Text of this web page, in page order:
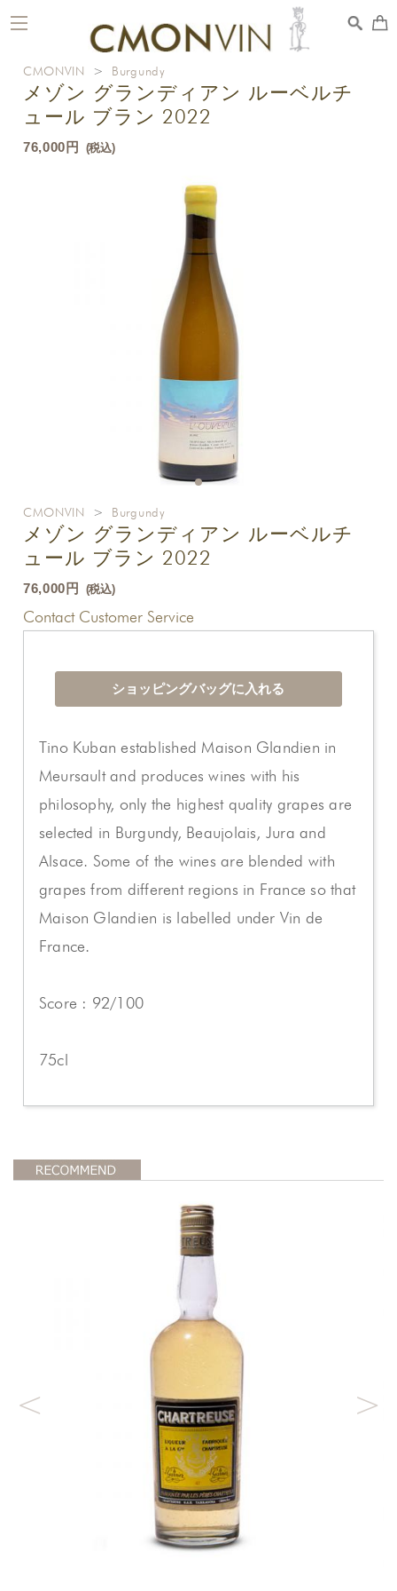
toggle
navigation
CMONVIN > Burgundy
メゾン グランディアン ルーベルチ
ュール ブラン 2022
76,000円 (税込)
CMONVIN > Burgundy
メゾン グランディアン ルーベルチ
ュール ブラン 2022
76,000円 (税込)
Contact Customer Service
Tino Kuban established Maison Glandien in
Meursault and produces wines with his
philosophy, only the highest quality grapes are
selected in Burgundy, Beaujolais, Jura and
Alsace. Some of the wines are blended with
grapes from different regions in France so that
Maison Glandien is labelled under Vin de
France.
Score : 92/100
75cl